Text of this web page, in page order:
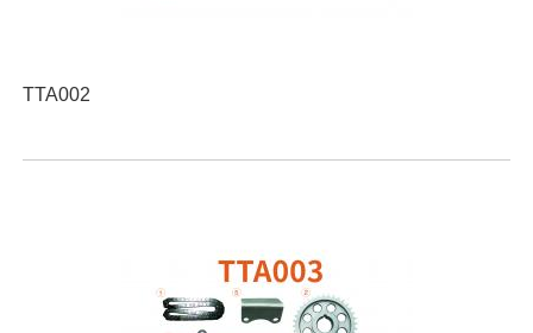
TTA002